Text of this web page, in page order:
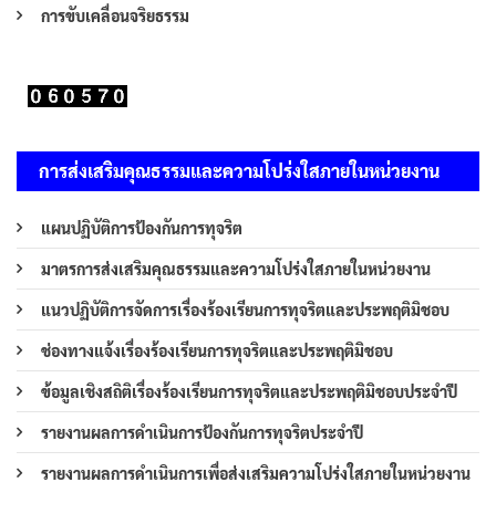
การขับเคลื่อนจริยธรรม
การส่งเสริมคุณธรรมและความโปร่งใสภายในหน่วยงาน
แผนปฏิบัติการป้องกันการทุจริต
มาตรการส่งเสริมคุณธรรมและความโปร่งใสภายในหน่วยงาน
แนวปฏิบัติการจัดการเรื่องร้องเรียนการทุจริตและประพฤติมิชอบ
ช่องทางแจ้งเรื่องร้องเรียนการทุจริตและประพฤติมิชอบ
ข้อมูลเชิงสถิติเรื่องร้องเรียนการทุจริตและประพฤติมิชอบประจำปี
รายงานผลการดำเนินการป้องกันการทุจริตประจำปี
รายงานผลการดำเนินการเพื่อส่งเสริมความโปร่งใสภายในหน่วยงาน